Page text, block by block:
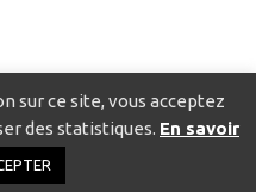
sur ce site, vous acceptez
des statistiques. En savoir